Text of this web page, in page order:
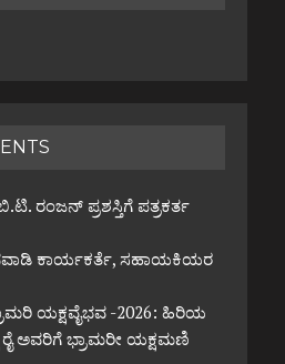
ರಂಜನ್ ಪ್ರಶಸ್ತಿಗೆ ಪತ್ರಕರ್ತ
ಕಾರ್ಯಕರ್ತೆ, ಸಹಾಯಕಿಯರ
ಯಕ್ಷವೈಭವ -2026: ಹಿರಿಯ
ಅವರಿಗೆ ಭ್ರಾಮರೀ ಯಕ್ಷಮಣಿ